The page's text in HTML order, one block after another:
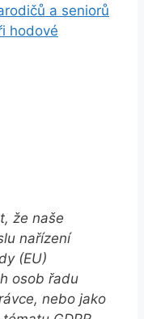
a seniorů
hodové
že naše
nařízení
(EU)
osob řadu
nebo jako